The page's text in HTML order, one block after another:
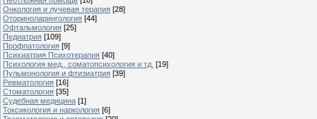
Онкология и лучевая терапия [28]
Оториноларингология [44]
Офтальмология [25]
Педиатрия [109]
Профпатология [9]
Психиатрия Психотерапия [40]
Психология мед., соматопсихология и тд. [19]
Пульмонология и фтизиатрия [39]
Ревматология [16]
Стоматология [35]
Судебная медицина [1]
Токсикология и наркология [6]